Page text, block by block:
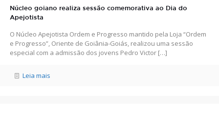
Núcleo goiano realiza sessão comemorativa ao Dia do
Apejotista
O Núcleo Apejotista Ordem e Progresso mantido pela Loja “Ordem
e Progresso”, Oriente de Goiânia-Goiás, realizou uma sessão
especial com a admissão dos jovens Pedro Victor […]
Leia mais